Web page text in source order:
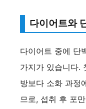
다이어트와
다이어트 중에 단
가지가 있습니다.
방보다 소화 과정
므로, 섭취 후 포